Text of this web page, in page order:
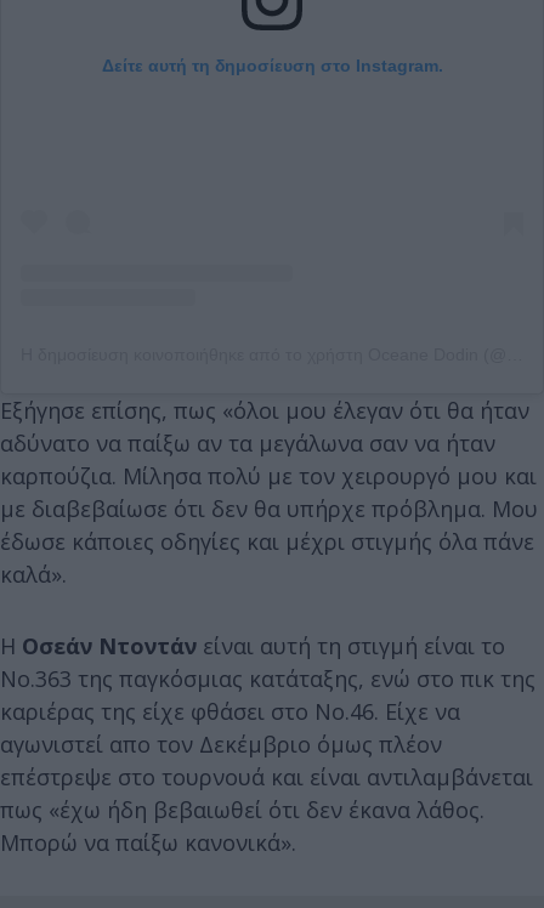
Δείτε αυτή τη δημοσίευση στο Instagram.
Εξήγησε επίσης, πως «όλοι μου έλεγαν ότι θα ήταν
αδύνατο να παίξω αν τα μεγάλωνα σαν να ήταν
καρπούζια. Μίλησα πολύ με τον χειρουργό μου και
με διαβεβαίωσε ότι δεν θα υπήρχε πρόβλημα. Μου
έδωσε κάποιες οδηγίες και μέχρι στιγμής όλα πάνε
καλά».
Η Οσεάν Ντοντάν είναι αυτή τη στιγμή είναι το
Νο.363 της παγκόσμιας κατάταξης, ενώ στο πικ της
καριέρας της είχε φθάσει στο Νο.46. Είχε να
αγωνιστεί απο τον Δεκέμβριο όμως πλέον
επέστρεψε στο τουρνουά και είναι αντιλαμβάνεται
πως «έχω ήδη βεβαιωθεί ότι δεν έκανα λάθος.
Μπορώ να παίξω κανονικά».